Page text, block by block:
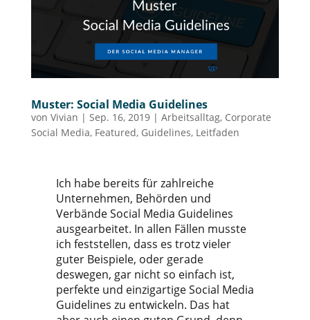
Muster: Social Media Guidelines
von Vivian | Sep. 16, 2019| Arbeitsalltag, Corporate
Social Media, Featured, Guidelines, Leitfaden
Ich habe bereits für zahlreiche
Unternehmen, Behörden und
Verbände Social Media Guidelines
ausgearbeitet. In allen Fällen musste
ich feststellen, dass es trotz vieler
guter Beispiele, oder gerade
deswegen, gar nicht so einfach ist,
perfekte und einzigartige Social Media
Guidelines zu entwickeln. Das hat